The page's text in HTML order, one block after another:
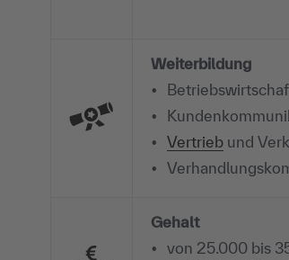
Weiterbildung
Vertrieb und
Gehalt
von 25.000 bis